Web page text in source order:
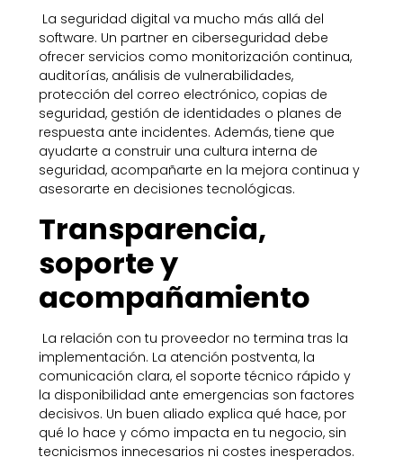
La seguridad digital va mucho más allá del
software. Un partner en ciberseguridad debe
ofrecer servicios como monitorización continua,
auditorías, análisis de vulnerabilidades,
protección del correo electrónico, copias de
seguridad, gestión de identidades o planes de
respuesta ante incidentes. Además, tiene que
ayudarte a construir una cultura interna de
seguridad, acompañarte en la mejora continua y
asesorarte en decisiones tecnológicas.
Transparencia,
soporte y
acompañamiento
La relación con tu proveedor no termina tras la
implementación. La atención postventa, la
comunicación clara, el soporte técnico rápido y
la disponibilidad ante emergencias son factores
decisivos. Un buen aliado explica qué hace, por
qué lo hace y cómo impacta en tu negocio, sin
tecnicismos innecesarios ni costes inesperados.